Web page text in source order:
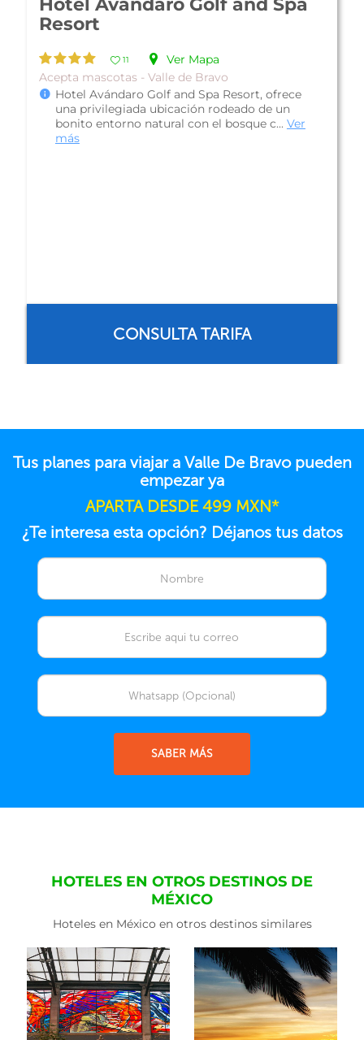
Hotel El Rebozo
Familiar - Valle de Bravo
Hotel El Rebozo, con una arquitectura inspirada
en una finca tradicional, esta bonita propiedad
ofrece una privilegiada ub...Ver más
CONSULTA TARIFA
Tus planes para viajar a Valle De Bravo pueden
empezar ya
APARTA DESDE 499 MXN*
¿Te interesa esta opción? Déjanos tus datos
SABER MÁS
HOTELES EN OTROS DESTINOS DE
MÉXICO
Hoteles en México en otros destinos similares